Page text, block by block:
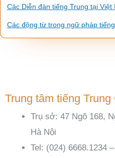
Các Diễn đàn tiếng Trung tại Việt
Các động từ trong ngữ pháp
Trung tâm tiếng Trung
Trụ sở: 47 Ngõ 168,
Hà Nội
Tel: (024) 6668.1234